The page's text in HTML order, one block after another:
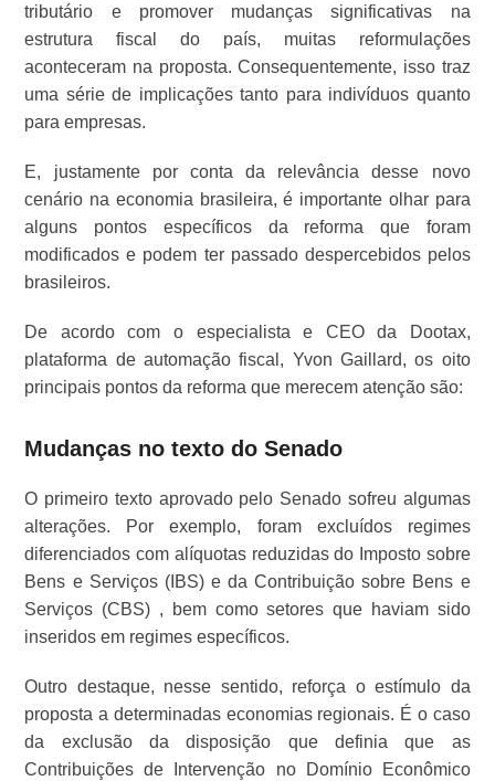
tributário e promover mudanças significativas na
estrutura fiscal do país, muitas reformulações
aconteceram na proposta. Consequentemente, isso traz
uma série de implicações tanto para indivíduos quanto
para empresas.
E, justamente por conta da relevância desse novo
cenário na economia brasileira, é importante olhar para
alguns pontos específicos da reforma que foram
modificados e podem ter passado despercebidos pelos
brasileiros.
De acordo com o especialista e CEO da Dootax,
plataforma de automação fiscal, Yvon Gaillard, os oito
principais pontos da reforma que merecem atenção são:
Mudanças no texto do Senado
O primeiro texto aprovado pelo Senado sofreu algumas
alterações. Por exemplo, foram excluídos regimes
diferenciados com alíquotas reduzidas do Imposto sobre
Bens e Serviços (IBS) e da Contribuição sobre Bens e
Serviços (CBS) , bem como setores que haviam sido
inseridos em regimes específicos.
Outro destaque, nesse sentido, reforça o estímulo da
proposta a determinadas economias regionais. É o caso
da exclusão da disposição que definia que as
Contribuições de Intervenção no Domínio Econômico